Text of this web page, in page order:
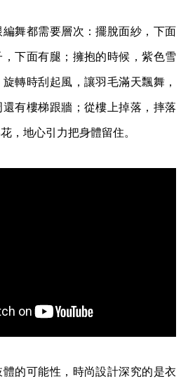
舞都需要層次：擺脫面紗，下面
下面有腿；擁抱的時候，紫色雪
轉時刮起風，讓羽毛滿天飄舞，
有樓梯跟牆；從樓上掉落，摔落
，地心引力把身體留住。
的可能性，時尚設計深究的是衣